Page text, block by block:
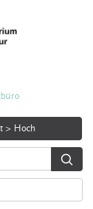
> Hoch